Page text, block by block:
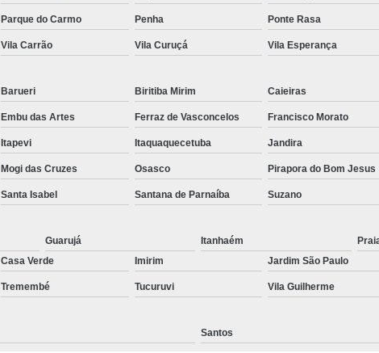
Preenchimento Capilar Central
Preenchimento Capilar com
Preenchimento Capilar
Preenchimento Capilar na
Preenchimento Capilar
Tratamento de Calvície
Tratamento para a Calvície
Tratamento para a Calvície Feminina
Tratamento para Calvície com
Tratamento para Calvície
Parque do Carmo Penha Ponte Rasa
Vila Carrão Vila Curuçá Vila Esperança
Barueri Biritiba Mirim Caieiras
Embu das Artes Ferraz de Vasconcelos Francisco Morato
Itapevi Itaquaquecetuba Jandira
Mogi das Cruzes Osasco Pirapora do Bom Jesus
Santa Isabel Santana de Parnaíba Suzano
Guarujá Itanhaém
Casa Verde Imirim Jardim São Paulo
Tremembé Tucuruvi Vila Guilherme
Santos